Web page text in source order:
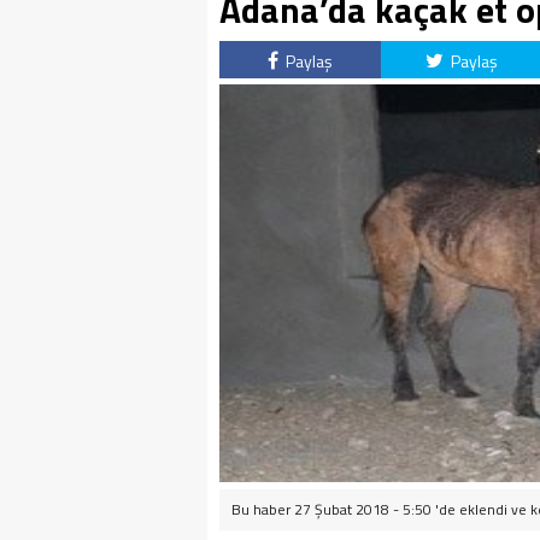
Paylaş Paylaş
Bu haber 27 Şubat 2018 - 5:50 'de eklendi ve